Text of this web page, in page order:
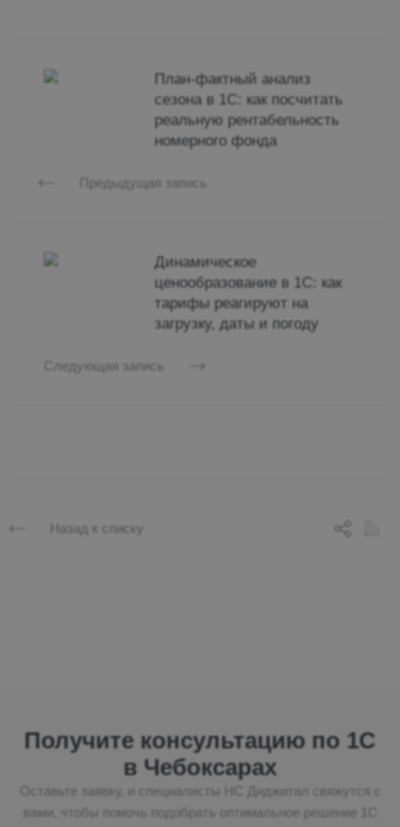
План-фактный анализ
сезона в 1С: как посчитать
реальную рентабельность
номерного фонда
Предыдущая запись
Динамическое
ценообразование в 1С: как
тарифы реагируют на
загрузку, даты и погоду
Следующая запись
Назад к списку
Получите консультацию по 1С
в Чебоксарах
Оставьте заявку, и специалисты НС Диджитал свяжутся с
вами, чтобы помочь подобрать оптимальное решение 1С